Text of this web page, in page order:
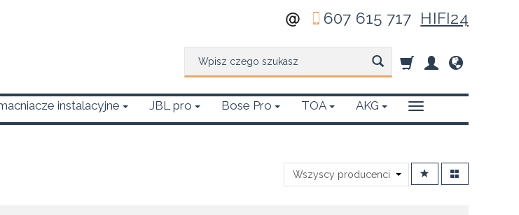
607 615 717 HIFI24
instalacyjne JBL pro Bose Pro TOA AKG